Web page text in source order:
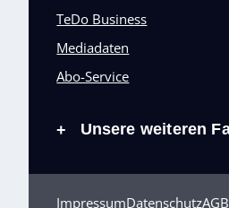
TeDo Business
Mediadaten
Abo-Service
+ Unsere weiteren
ImpressumDatenschutzAGB